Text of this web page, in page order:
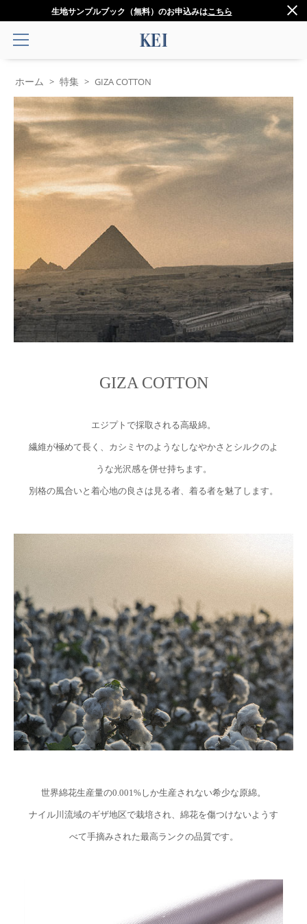
生地サンプルブック（無料）のお申込みはこちら
ホーム > 特集 > GIZA COTTON
GIZA COTTON
エジプトで採取される高級綿。
繊維が極めて長く、カシミヤのようなしなやかさとシルクのよ
うな光沢感を併せ持ちます。
別格の風合いと着心地の良さは見る者、着る者を魅了します。
世界綿花生産量の0.001%しか生産されない希少な原綿。
ナイル川流域のギザ地区で栽培され、綿花を傷つけないようす
べて手摘みされた最高ランクの品質です。